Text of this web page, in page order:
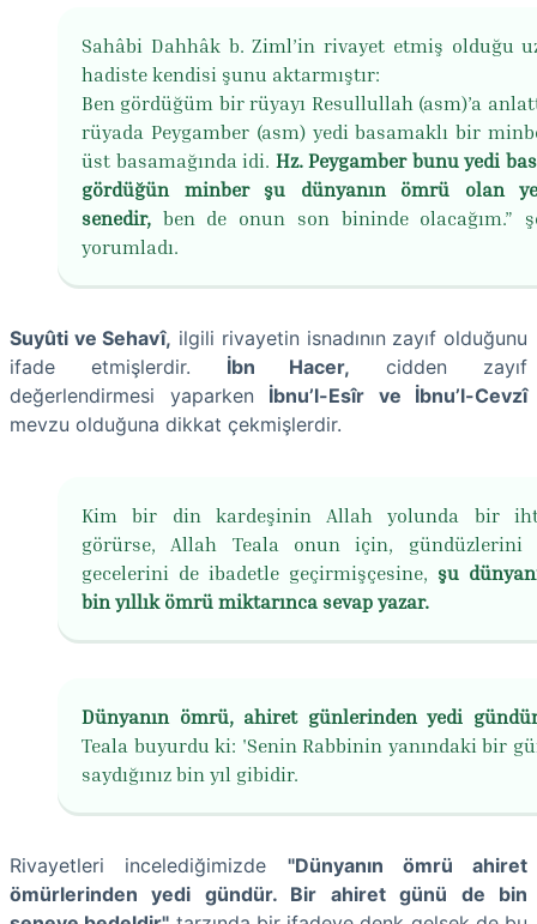
Sahâbi Dahhâk b. Ziml’in rivayet etmiş olduğu
hadiste kendisi şunu aktarmıştır:
Ben gördüğüm bir rüyayı Resullullah (asm)’a
rüyada Peygamber (asm) yedi basamaklı bir
üst basamağında idi. Hz. Peygamber bunu yedi
gördüğün minber şu dünyanın ömrü olan
senedir, ben de onun son bininde olacağım.”
yorumladı.
Suyûti ve Sehavî, ilgili rivayetin isnadının zayıf olduğunu
ifade etmişlerdir. İbn Hacer, cidden zayıf
değerlendirmesi yaparken İbnu’l-Esîr ve İbnu’l-Cevzî
mevzu olduğuna dikkat çekmişlerdir.
Kim bir din kardeşinin Allah yolunda bir
görürse, Allah Teala onun için, gündüzlerini
gecelerini de ibadetle geçirmişçesine, şu
bin yıllık ömrü miktarınca sevap yazar.
Dünyanın ömrü, ahiret günlerinden yedi
Teala buyurdu ki: 'Senin Rabbinin yanındaki bir
saydığınız bin yıl gibidir.
Rivayetleri incelediğimizde "Dünyanın ömrü ahiret
ömürlerinden yedi gündür. Bir ahiret günü de bin